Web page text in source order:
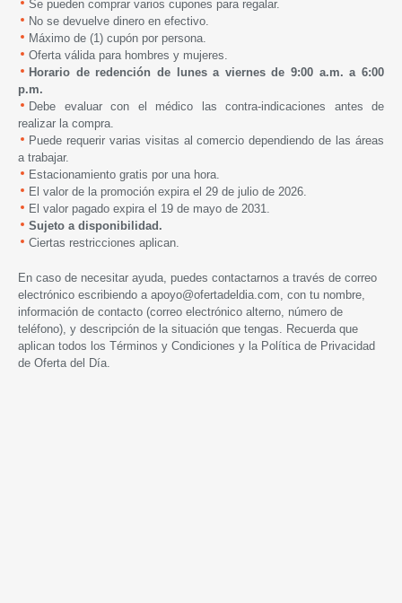
Se pueden comprar varios cupones para regalar.
No se devuelve dinero en efectivo.
Máximo de (1) cupón por persona.
Oferta válida para hombres y mujeres.
Horario de redención de lunes a viernes de 9:00 a.m. a 6:00
p.m.
Debe evaluar con el médico las contra-indicaciones antes de
realizar la compra.
Puede requerir varias visitas al comercio dependiendo de las áreas
a trabajar.
Estacionamiento gratis por una hora.
El valor de la promoción expira el 29 de julio de 2026.
El valor pagado expira el 19 de mayo de 2031.
Sujeto a disponibilidad.
Ciertas restricciones aplican.
En caso de necesitar ayuda, puedes contactarnos a través de correo
electrónico escribiendo a apoyo@ofertadeldia.com , con tu nombre,
información de contacto (correo electrónico alterno, número de
teléfono), y descripción de la situación que tengas. Recuerda que
aplican todos los Términos y Condiciones y la Política de Privacidad
de Oferta del Día.